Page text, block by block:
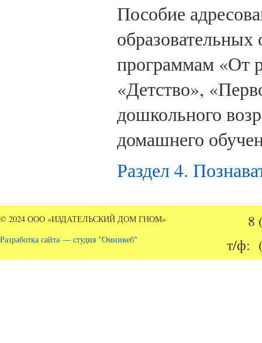
Пособие
программам «От
«Детство»,
дошкольного
домашнего
Раздел 4.
© 2024 ООО «ИЗДАТЕЛЬСКИЙ ДОМ ГНОМ»
Разработка сайта — студия "Омнивеб"
8
т/ф: